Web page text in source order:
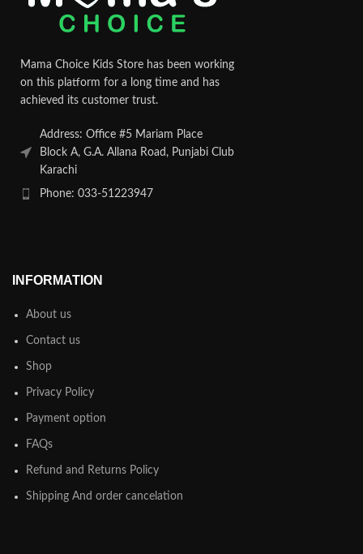
Mama Choice Kids Store has been working
on this platform for a long time and has
achieved its customer trust.
Address: Office #5 Mariam Place
Block A, G.A. Allana Road, Punjabi Club
Karachi
Phone: 033-51223947
INFORMATION
About us
Contact us
Shop
Privacy Policy
Payment option
FAQs
Refund and Returns Policy
Shipping And order cancelation